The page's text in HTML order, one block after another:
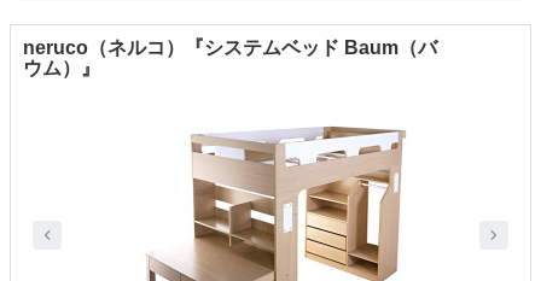
neruco（ネルコ）『システムベッド Baum（バ
ウム）』